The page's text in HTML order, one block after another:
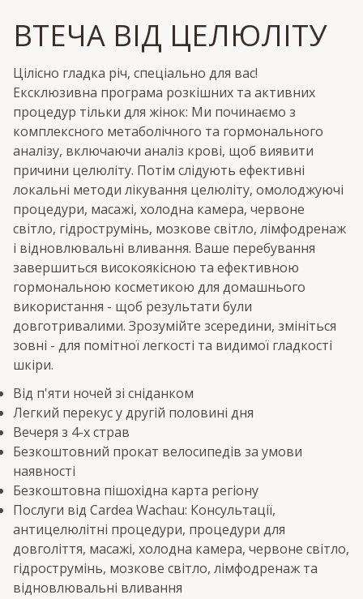
ВТЕЧА ВІД ЦЕЛЮЛІТУ
Цілісно гладка річ, спеціально для вас!
Ексклюзивна програма розкішних та активних
процедур тільки для жінок: Ми починаємо з
комплексного метаболічного та гормонального
аналізу, включаючи аналіз крові, щоб виявити
причини целюліту. Потім слідують ефективні
локальні методи лікування целюліту, омолоджуючі
процедури, масажі, холодна камера, червоне
світло, гідрострумінь, мозкове світло, лімфодренаж
і відновлювальні вливання. Ваше перебування
завершиться високоякісною та ефективною
гормональною косметикою для домашнього
використання - щоб результати були
довготривалими. Зрозумійте зсередини, змініться
зовні - для помітної легкості та видимої гладкості
шкіри.
Від п'яти ночей зі сніданком
Легкий перекус у другій половині дня
Вечеря з 4-х страв
Безкоштовний прокат велосипедів за умови
наявності
Безкоштовна пішохідна карта регіону
Послуги від Cardea Wachau: Консультації,
антицелюлітні процедури, процедури для
довголіття, масажі, холодна камера, червоне світло,
гідрострумінь, мозкове світло, лімфодренаж та
відновлювальні вливання